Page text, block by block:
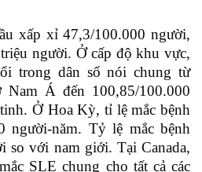
xấp xỉ 47,3/100.000 người,
người. Ở cấp độ khu vực,
trong dân số nói chung từ
Nam Á đến 100,85/100.000
Ở Hoa Kỳ, tỉ lệ mắc bệnh
người-năm. Tỷ lệ mắc bệnh
so với nam giới. Tại Canada,
SLE chung cho tất cả các